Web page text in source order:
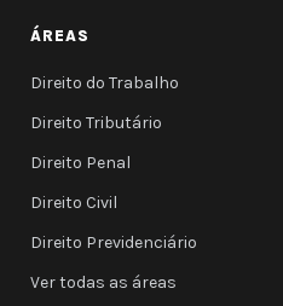
ÁREAS
Direito do Trabalho
Direito Tributário
Direito Penal
Direito Civil
Direito Previdenciário
Ver todas as áreas